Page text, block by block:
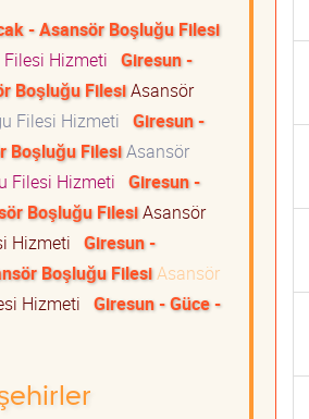
- Asansör Boşluğu Filesi
Hizmeti Giresun -
Boşluğu FilesiAsansör
Filesi Hizmeti Giresun -
Boşluğu FilesiAsansör
Filesi Hizmeti Giresun -
Boşluğu FilesiAsansör
Hizmeti Giresun -
Boşluğu FilesiAsansör
Hizmeti Giresun - Güce -